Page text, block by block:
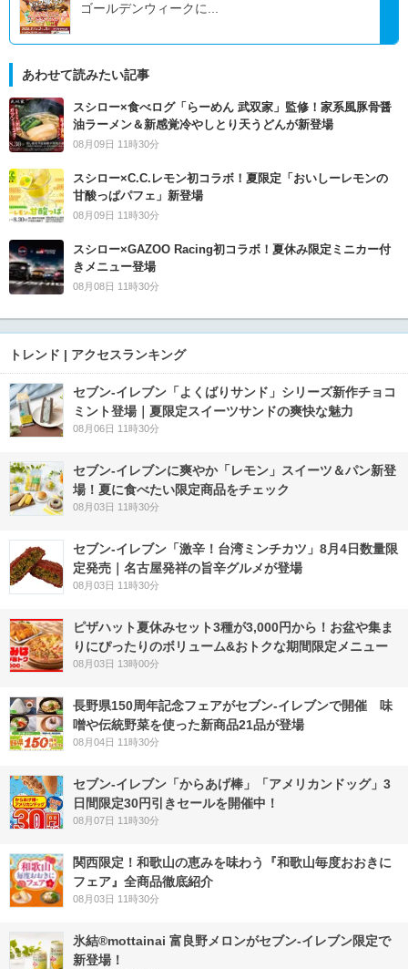
ゴールデンウィークに...
あわせて読みたい記事
スシロー×食べログ「らーめん 武双家」監修！家系風豚骨醤
油ラーメン＆新感覚冷やしとり天うどんが新登場
08月09日 11時30分
スシロー×C.C.レモン初コラボ！夏限定「おいしーレモンの
甘酸っぱパフェ」新登場
08月09日 11時30分
スシロー×GAZOO Racing初コラボ！夏休み限定ミニカー付
きメニュー登場
08月08日 11時30分
トレンド | アクセスランキング
セブン‐イレブン「よくばりサンド」シリーズ新作チョコ
ミント登場｜夏限定スイーツサンドの爽快な魅力
08月06日 11時30分
セブン‐イレブンに爽やか「レモン」スイーツ＆パン新登
場！夏に食べたい限定商品をチェック
08月03日 11時30分
セブン-イレブン「激辛！台湾ミンチカツ」8月4日数量限
定発売｜名古屋発祥の旨辛グルメが登場
08月03日 11時30分
ピザハット夏休みセット3種が3,000円から！お盆や集ま
りにぴったりのボリューム&おトクな期間限定メニュー
08月03日 13時00分
長野県150周年記念フェアがセブン-イレブンで開催 味
噌や伝統野菜を使った新商品21品が登場
08月04日 11時30分
セブン‐イレブン「からあげ棒」「アメリカンドッグ」3
日間限定30円引きセールを開催中！
08月07日 11時30分
関西限定！和歌山の恵みを味わう『和歌山毎度おおきに
フェア』全商品徹底紹介
08月03日 11時30分
氷結®mottainai 富良野メロンがセブン‐イレブン限定で
新登場！